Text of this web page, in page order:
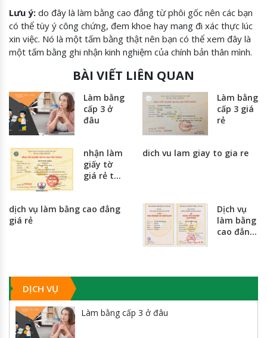
Lưu ý: do đây là làm bằng cao đẳng từ phôi gốc nên các bạn
có thể tùy ý công chứng, đem khoe hay mang đi xác thực lúc
xin việc. Nó là một tấm bằng thật nên bạn có thể xem đây là
một tấm bằng ghi nhận kinh nghiệm của chính bản thân mình.
BÀI VIẾT LIÊN QUAN
Làm bằng
cấp 3 ở
đâu
Làm bằng
cấp 3 giá
rẻ
nhận làm
giấy tờ
giá rẻ tại
phố hồ
dich vu lam giay to gia re
dịch vụ làm bằng cao đẳng
giá rẻ
Dịch vụ
làm bằng
cao đẳng
quốc
DỊCH VỤ
Làm bằng cấp 3 ở đâu